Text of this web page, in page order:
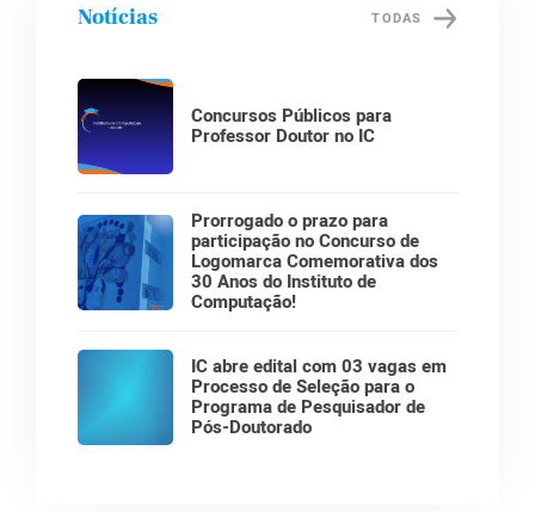
Notícias TODAS
Concursos Públicos para
Professor Doutor no IC
Prorrogado o prazo para
participação no Concurso de
Logomarca Comemorativa dos
30 Anos do Instituto de
Computação!
IC abre edital com 03 vagas em
Processo de Seleção para o
Programa de Pesquisador de
Pós-Doutorado